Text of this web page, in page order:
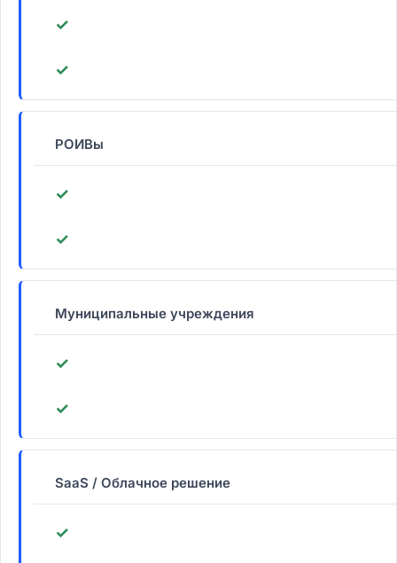
✓
✓
РОИВы
✓
✓
Муниципальные учреждения
✓
✓
SaaS / Облачное решение
✓